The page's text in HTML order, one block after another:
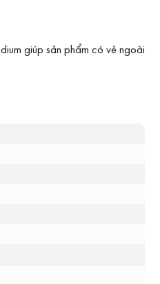
giúp sản phẩm có vẻ ngoài